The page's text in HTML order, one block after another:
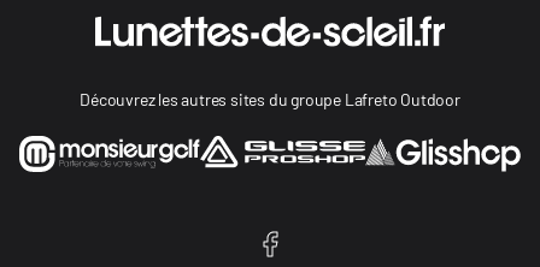
Découvrez les autres sites du groupe Lafreto Outdoor